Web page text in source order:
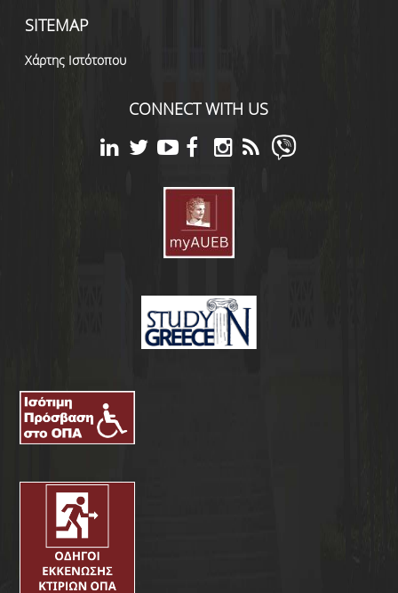
SITEMAP
Χάρτης Ιστότοπου
CONNECT WITH US